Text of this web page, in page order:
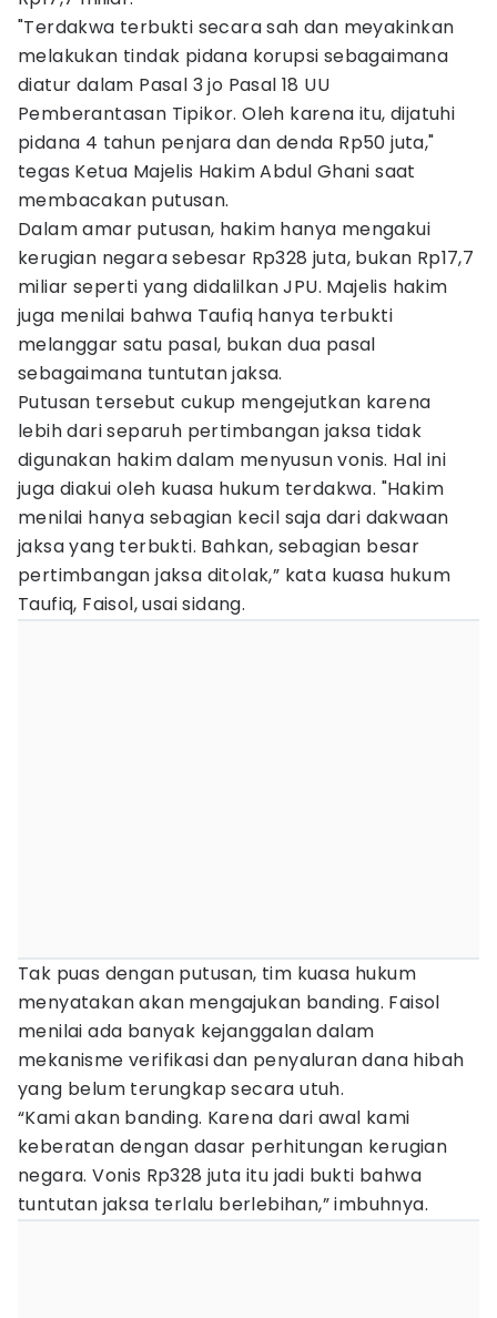
"Terdakwa terbukti secara sah dan meyakinkan
melakukan tindak pidana korupsi sebagaimana
diatur dalam Pasal 3 jo Pasal 18 UU
Pemberantasan Tipikor. Oleh karena itu, dijatuhi
pidana 4 tahun penjara dan denda Rp50 juta,"
tegas Ketua Majelis Hakim Abdul Ghani saat
membacakan putusan.
Dalam amar putusan, hakim hanya mengakui
kerugian negara sebesar Rp328 juta, bukan Rp17,7
miliar seperti yang didalilkan JPU. Majelis hakim
juga menilai bahwa Taufiq hanya terbukti
melanggar satu pasal, bukan dua pasal
sebagaimana tuntutan jaksa.
Putusan tersebut cukup mengejutkan karena
lebih dari separuh pertimbangan jaksa tidak
digunakan hakim dalam menyusun vonis. Hal ini
juga diakui oleh kuasa hukum terdakwa. "Hakim
menilai hanya sebagian kecil saja dari dakwaan
jaksa yang terbukti. Bahkan, sebagian besar
pertimbangan jaksa ditolak,” kata kuasa hukum
Taufiq, Faisol, usai sidang.
Tak puas dengan putusan, tim kuasa hukum
menyatakan akan mengajukan banding. Faisol
menilai ada banyak kejanggalan dalam
mekanisme verifikasi dan penyaluran dana hibah
yang belum terungkap secara utuh.
“Kami akan banding. Karena dari awal kami
keberatan dengan dasar perhitungan kerugian
negara. Vonis Rp328 juta itu jadi bukti bahwa
tuntutan jaksa terlalu berlebihan,” imbuhnya.